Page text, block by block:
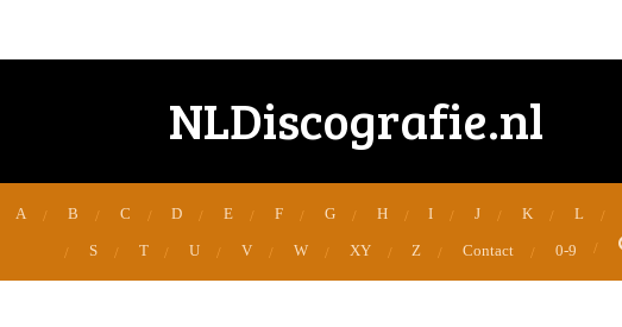
NLDiscografie.nl
A B C D E F G H I J K L
S T U V W XY Z Contact 0-9